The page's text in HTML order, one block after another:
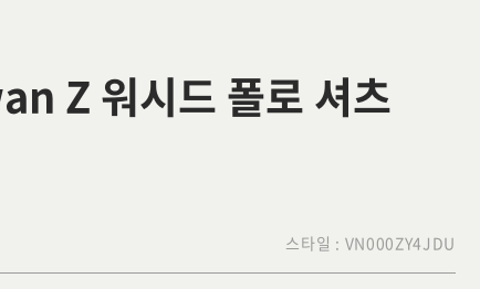
Z 워시드 폴로 셔츠
스타일 : VN000ZY4JDU